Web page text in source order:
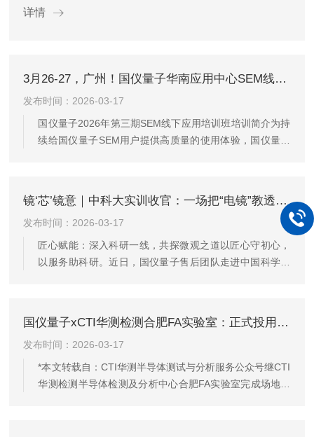
者、科研人...
详情
3月26-27，广州！国仪量子华南应用中心SEM线下培训报名启动
发布时间：2026-03-17
国仪量子2026年第三期SEM线下应用培训班培训简介为持
续给国仪量子SEM用户提供高质量的使用体验，国仪量子
市黄埔区南翔三路17号G2-105，国仪量子·电镜华南应用
中心*注意事项：本次会议为多人小班教学和演示培训。1.
为保证培训效果，小班培训名额有限，每家单位不超过三
人同时参加；2.线下培训每个单位限参加1次，在保修...
镜‘芯’镜意｜中科大实训收官：一场把“电镜”教透的服务实践
发布时间：2026-03-17
匠心赋能：深入科研一线，共探微观之道以匠心守初心，
以服务助科研。近日，国仪量子售后团队走进中国科学技
扣集成电路科研与教学需求，采用理论精讲+分组实操双轨
模式，让国产电镜从“能用”走向“好用、会用、善用”。在理
论课堂上，客户成功经理张婧化繁为简，从电镜基本原理
到核心功能应用，从关键参数优化到半导体样品表征技
国仪量子xCTI华测检测合肥FA实验室：正式投用SEM-4000X，微纳分析能力再上新台阶！
发布时间：2026-03-17
*本文转载自：CTI华测半导体测试与分析服务公众号继CTI
华测检测半导体检测及分析中心合肥FA实验室完成场地扩